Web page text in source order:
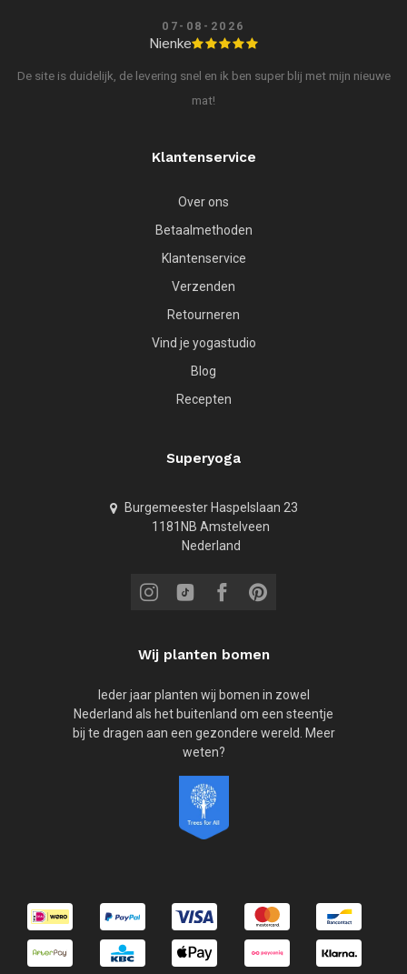
07-08-2026
Nienke
De site is duidelijk, de levering snel en ik ben super blij met mijn nieuwe
mat!
Klantenservice
Over ons
Betaalmethoden
Klantenservice
Verzenden
Retourneren
Vind je yogastudio
Blog
Recepten
Superyoga
Burgemeester Haspelslaan 23
1181NB Amstelveen
Nederland
Wij planten bomen
Ieder jaar planten wij bomen in zowel
Nederland als het buitenland om een steentje
bij te dragen aan een gezondere wereld. Meer
weten?